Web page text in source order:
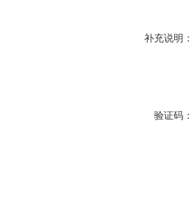
补充说明：
验证码：